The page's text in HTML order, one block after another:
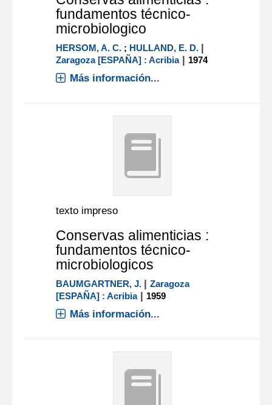
fundamentos técnico-
microbiologico
HERSOM, A. C. ; HULLAND, E. D. |
Zaragoza [ESPAÑA] : Acribia| 1974
Más información...
texto impreso
Conservas alimenticias :
fundamentos técnico-
microbiologicos
BAUMGARTNER, J. |Zaragoza
[ESPAÑA] : Acribia| 1959
Más información...